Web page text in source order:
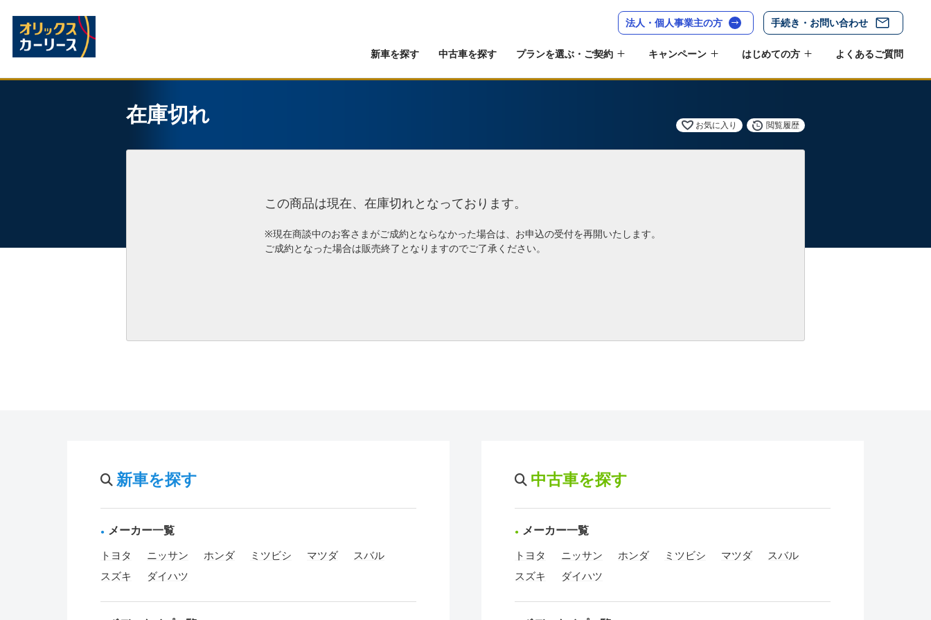
法人・個人事業主の方 手続き・お問い合わせ
新車を探す 中古車を探す プランを選ぶ・ご契約 キャンペーン はじめての方 よくあるご質問
在庫切れ お気に入り 閲覧履歴
この商品は現在、在庫切れとなっております。
※現在商談中のお客さまがご成約とならなかった場合は、お申込の受付を再開いたします。
ご成約となった場合は販売終了となりますのでご了承ください。
新車を探す
メーカー一覧
トヨタ ニッサン ホンダ ミツビシ マツダ
スバル
スズキ
ダイハツ
中古車を探す
メーカー一覧
トヨタ ニッサン ホンダ ミツビシ マツダ
スバル
スズキ
ダイハツ